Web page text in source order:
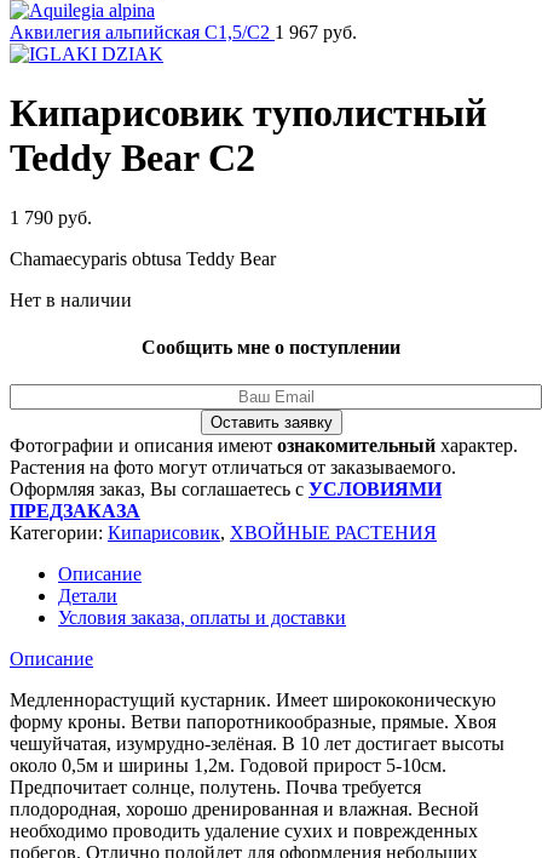
Аквилегия альпийская C1,5/C2 1 967 руб.
Кипарисовик туполистный
Teddy Bear C2
1 790 руб.
Chamaecyparis obtusa Teddy Bear
Нет в наличии
Сообщить мне о поступлении
Оставить заявку
Фотографии и описания имеют ознакомительный характер.
Растения на фото могут отличаться от заказываемого.
Оформляя заказ, Вы соглашаетесь с УСЛОВИЯМИ
ПРЕДЗАКАЗА
Категории: Кипарисовик, ХВОЙНЫЕ РАСТЕНИЯ
Описание
Детали
Условия заказа, оплаты и доставки
Описание
Медленнорастущий кустарник. Имеет ширококоническую
форму кроны. Ветви папоротникообразные, прямые. Хвоя
чешуйчатая, изумрудно-зелёная. В 10 лет достигает высоты
около 0,5м и ширины 1,2м. Годовой прирост 5-10см.
Предпочитает солнце, полутень. Почва требуется
плодородная, хорошо дренированная и влажная. Весной
необходимо проводить удаление сухих и поврежденных
побегов. Отлично подойдет для оформления небольших